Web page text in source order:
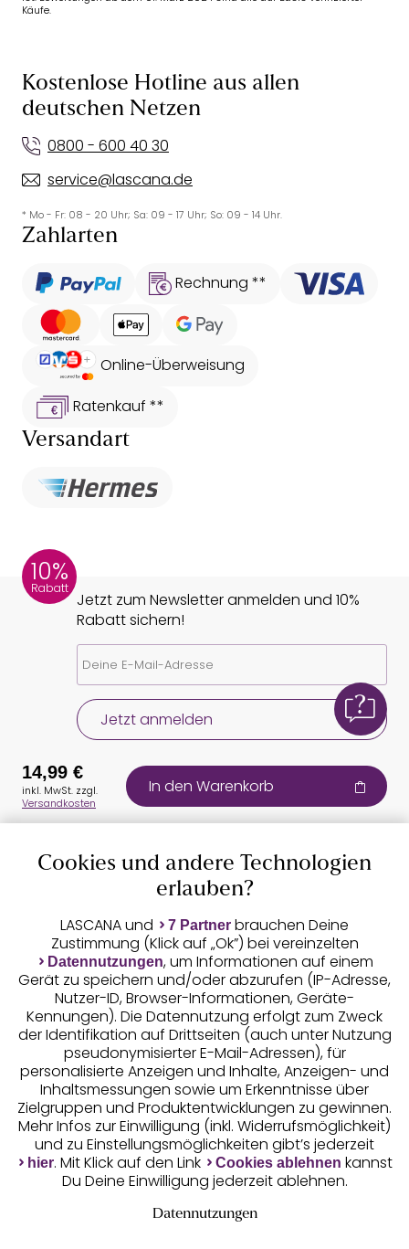
Käufe.
Kostenlose Hotline aus allen
deutschen Netzen
0800 - 600 40 30
service@lascana.de
* Mo - Fr: 08 - 20 Uhr; Sa: 09 - 17 Uhr; So: 09 - 14 Uhr.
Zahlarten
Rechnung **
Online-Überweisung
Ratenkauf **
Versandart
10%
Rabatt
Jetzt zum Newsletter anmelden und 10%
Rabatt sichern!
Jetzt anmelden
Auszeichnungen
Geprüfte Sicherheit
Unsere Apps
14,99 €
inkl. MwSt. zzgl.
Versandkosten
In den Warenkorb
Cookies und andere Technologien
erlauben?
LASCANA und 7 Partner brauchen Deine
Zustimmung (Klick auf „Ok”) bei vereinzelten
Datennutzungen, um Informationen auf einem
Gerät zu speichern und/oder abzurufen (IP-Adresse,
Nutzer-ID, Browser-Informationen, Geräte-
Kennungen). Die Datennutzung erfolgt zum Zweck
der Identifikation auf Drittseiten (auch unter Nutzung
pseudonymisierter E-Mail-Adressen), für
personalisierte Anzeigen und Inhalte, Anzeigen- und
Inhaltsmessungen sowie um Erkenntnisse über
Zielgruppen und Produktentwicklungen zu gewinnen.
Mehr Infos zur Einwilligung (inkl. Widerrufsmöglichkeit)
und zu Einstellungsmöglichkeiten gibt’s jederzeit
hier. Mit Klick auf den Link Cookies ablehnen kannst
Du Deine Einwilligung jederzeit ablehnen.
Datennutzungen